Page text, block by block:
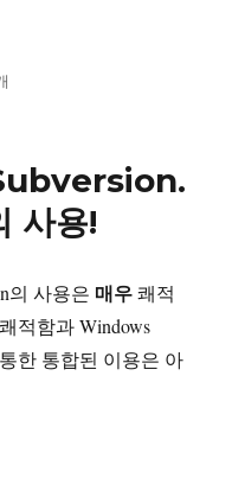
사용!
의 사용은 매우쾌적
적함과 Windows
한 통합된 이용은 아